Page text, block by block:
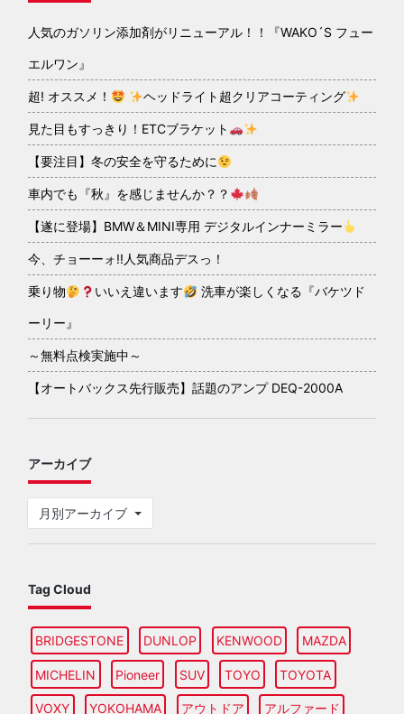
人気のガソリン添加剤がリニューアル！！『WAKO´S フュー
エルワン』
超! オススメ！ ヘッドライト超クリアコーティング
見た目もすっきり！ETCブラケット
【要注目】冬の安全を守るために
車内でも『秋』を感じませんか？？
【遂に登場】BMW＆MINI専用 デジタルインナーミラー
今、チョーーォ!!人気商品デスっ！
乗り物 いいえ違います 洗車が楽しくなる『バケツド
ーリー』
～無料点検実施中～
【オートバックス先行販売】話題のアンプ DEQ-2000A
アーカイブ
月別アーカイブ
Tag Cloud
BRIDGESTONE DUNLOP KENWOOD MAZDA
MICHELIN Pioneer SUV TOYO TOYOTA
VOXY YOKOHAMA アウトドア アルファード